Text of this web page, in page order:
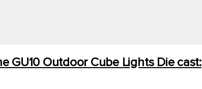
GU10 Outdoor Cube Lights Die cast: